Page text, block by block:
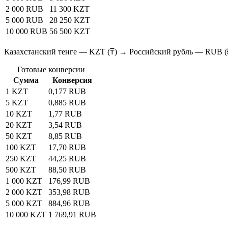
2 000 RUB
11 300 KZT
5 000 RUB
28 250 KZT
10 000 RUB 56 500 KZT
Казахстанский тенге — KZT (₸) → Российский рубль — RUB
Готовые конверсии
Сумма
Конверсия
1 KZT
0,177 RUB
5 KZT
0,885 RUB
10 KZT
1,77 RUB
20 KZT
3,54 RUB
50 KZT
8,85 RUB
100 KZT
17,70 RUB
250 KZT
44,25 RUB
500 KZT
88,50 RUB
1 000 KZT
176,99 RUB
2 000 KZT
353,98 RUB
5 000 KZT
884,96 RUB
10 000 KZT 1 769,91 RUB